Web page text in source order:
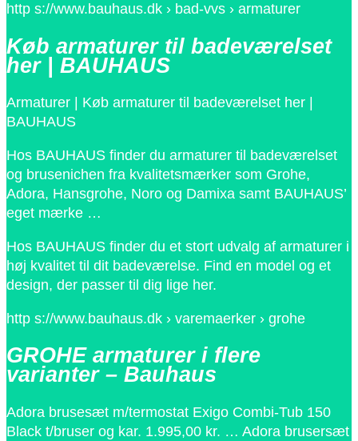
http s://www.bauhaus.dk › bad-vvs › armaturer
Køb armaturer til badeværelset
her | BAUHAUS
Armaturer | Køb armaturer til badeværelset her |
BAUHAUS
Hos BAUHAUS finder du armaturer til badeværelset
og brusenichen fra kvalitetsmærker som Grohe,
Adora, Hansgrohe, Noro og Damixa samt BAUHAUS’
eget mærke …
Hos BAUHAUS finder du et stort udvalg af armaturer i
høj kvalitet til dit badeværelse. Find en model og et
design, der passer til dig lige her.
http s://www.bauhaus.dk › varemaerker › grohe
GROHE armaturer i flere
varianter – Bauhaus
Adora brusesæt m/termostat Exigo Combi-Tub 150
Black t/bruser og kar. 1.995,00 kr. … Adora brusersæt